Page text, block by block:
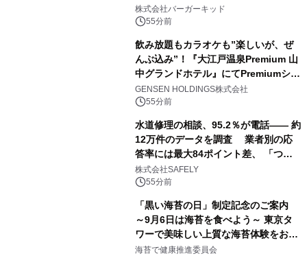
株式会社バーガーキッド
55分前
飲み放題もカラオケも”楽しいが、ぜ
んぶ込み”！『大江戸温泉Premium 山
中グランドホテル』にてPremiumシリ
ーズ初のオールインクルーシブ導入
GENSEN HOLDINGS株式会社
55分前
水道修理の相談、95.2％が電話―― 約
12万件のデータを調査 業者別の応
答率には最大84ポイント差、 「つな
がりやすさ」も選定基準に
株式会社SAFELY
55分前
「黒い海苔の日」制定記念のご案内
～9月6日は海苔を食べよう～ 東京タ
ワーで美味しい上質な海苔体験をお届
けします！
海苔で健康推進委員会